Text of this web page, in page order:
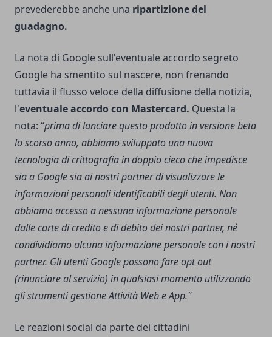
prevederebbe anche una ripartizione del
guadagno.
La nota di Google sull'eventuale accordo segreto
Google ha smentito sul nascere, non frenando
tuttavia il flusso veloce della diffusione della notizia,
l'eventuale accordo con Mastercard. Questa la
nota: “prima di lanciare questo prodotto in versione beta
lo scorso anno, abbiamo sviluppato una nuova
tecnologia di crittografia in doppio cieco che impedisce
sia a Google sia ai nostri partner di visualizzare le
informazioni personali identificabili degli utenti. Non
abbiamo accesso a nessuna informazione personale
dalle carte di credito e di debito dei nostri partner, né
condividiamo alcuna informazione personale con i nostri
partner. Gli utenti Google possono fare opt out
(rinunciare al servizio) in qualsiasi momento utilizzando
gli strumenti gestione Attività Web e App."
Le reazioni social da parte dei cittadini